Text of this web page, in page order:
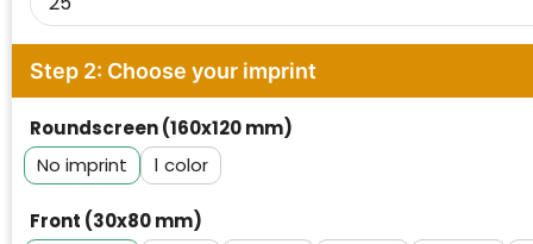
Step 2: Choose your imprint
Roundscreen (160x120 mm)
No imprint
1
Front (30x80 mm)